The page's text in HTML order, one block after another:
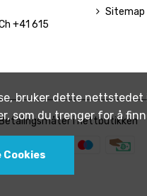
+41 615
Sitemap
i nettbutikken
bruker dette
som du trenger for å
Cookies